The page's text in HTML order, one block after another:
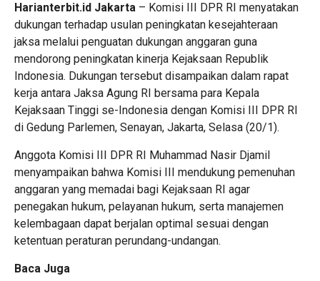
Harianterbit.id Jakarta – Komisi III DPR RI menyatakan
dukungan terhadap usulan peningkatan kesejahteraan
jaksa melalui penguatan dukungan anggaran guna
mendorong peningkatan kinerja Kejaksaan Republik
Indonesia. Dukungan tersebut disampaikan dalam rapat
kerja antara Jaksa Agung RI bersama para Kepala
Kejaksaan Tinggi se-Indonesia dengan Komisi III DPR RI
di Gedung Parlemen, Senayan, Jakarta, Selasa (20/1).
Anggota Komisi III DPR RI Muhammad Nasir Djamil
menyampaikan bahwa Komisi III mendukung pemenuhan
anggaran yang memadai bagi Kejaksaan RI agar
penegakan hukum, pelayanan hukum, serta manajemen
kelembagaan dapat berjalan optimal sesuai dengan
ketentuan peraturan perundang-undangan.
Baca Juga